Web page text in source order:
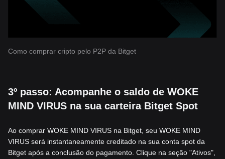
Como comprar cripto pelo P2P da Bitget
3º passo: Acompanhe o saldo de WOKE
MIND VIRUS na sua carteira Bitget Spot
Ao comprar WOKE MIND VIRUS na Bitget, seu WOKE MIND
VIRUS será instantaneamente creditado na sua conta spot da
Bitget após a conclusão do pagamento. Clique na seção "Ativos",